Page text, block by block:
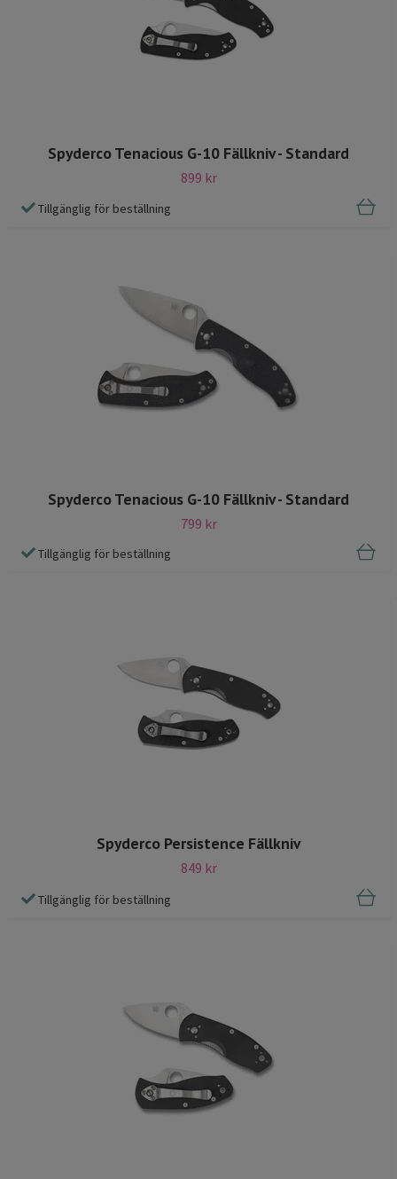
Spyderco Tenacious G-10 Fällkniv - Standard
899 kr
Tillgänglig för beställning
Spyderco Tenacious G-10 Fällkniv - Standard
799 kr
Tillgänglig för beställning
Spyderco Persistence Fällkniv
849 kr
Tillgänglig för beställning